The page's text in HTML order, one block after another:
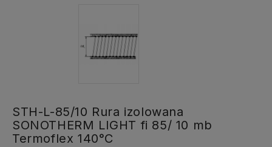
STH-L-85/10 Rura izolowana
SONOTHERM LIGHT fi 85/ 10 mb
Termoflex 140°C